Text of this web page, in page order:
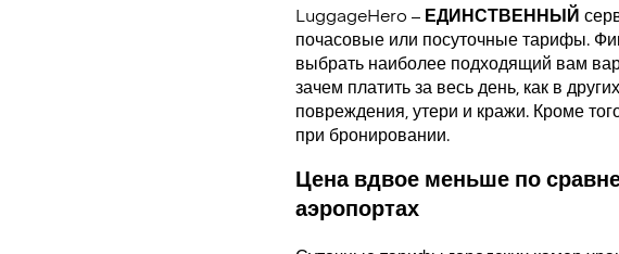
LuggageHero – ЕДИНСТВЕННЫЙ
почасовые или посуточные тарифы.
выбрать наиболее подходящий вам
зачем платить за весь день, как в
повреждения, утери и кражи. Кроме
при бронировании.
Цена вдвое меньше по
аэропортах